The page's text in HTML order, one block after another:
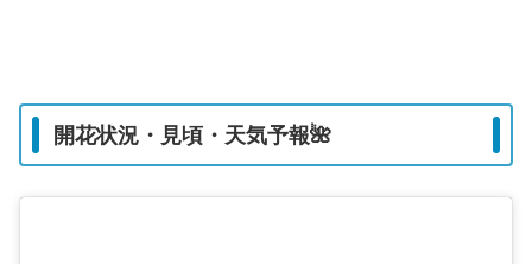
開花状況・見頃・天気予報🌺